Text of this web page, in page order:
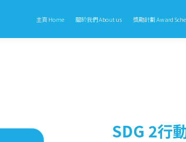
主頁 Home 關於我們 About us 獎勵計劃 Award
SDG 2行